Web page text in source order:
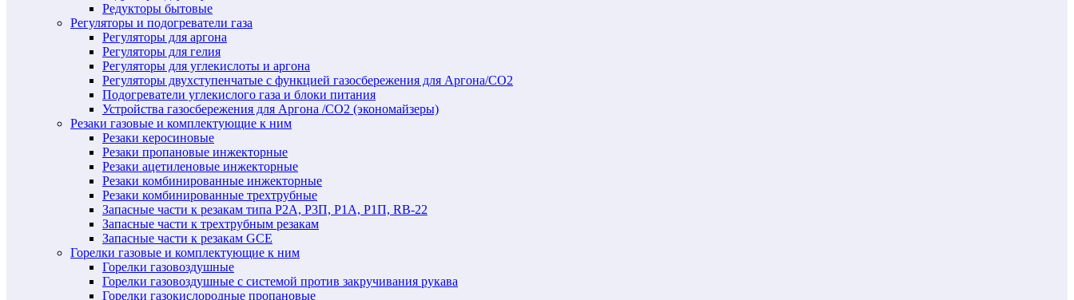
Редукторы бытовые
Регуляторы и подогреватели газа
Регуляторы для аргона
Регуляторы для гелия
Регуляторы для углекислоты и аргона
Регуляторы двухступенчатые c функцией газосбережения для Аргона/СО2
Подогреватели углекислого газа и блоки питания
Устройства газосбережения для Аргона /СО2 (экономайзеры)
Резаки газовые и комплектующие к ним
Резаки керосиновые
Резаки пропановые инжекторные
Резаки ацетиленовые инжекторные
Резаки комбинированные инжекторные
Резаки комбинированные трехтрубные
Запасные части к резакам типа Р2А, Р3П, Р1А, Р1П, RB-22
Запасные части к трехтрубным резакам
Запасные части к резакам GCE
Горелки газовые и комплектующие к ним
Горелки газовоздушные
Горелки газовоздушные с системой против закручивания рукава
Горелки газокислородные пропановые